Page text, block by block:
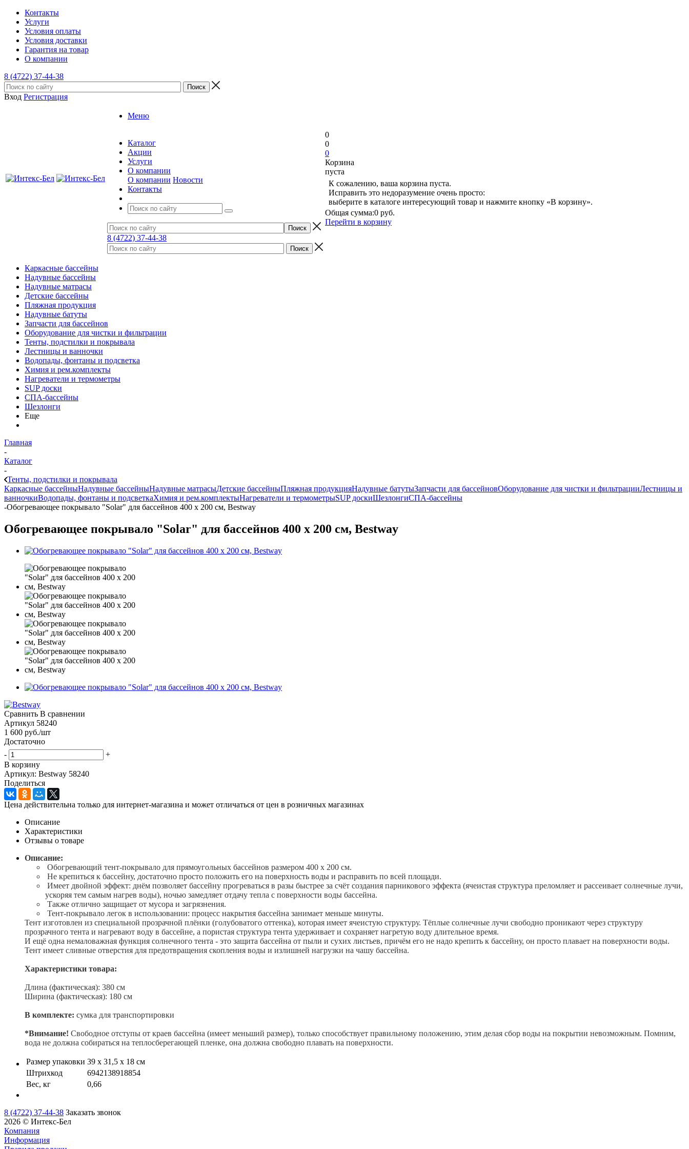
Контакты
Услуги
Условия оплаты
Условия доставки
Гарантия на товар
О компании
8 (4722) 37-44-38
Вход Регистрация
Меню
Каталог
Акции
Услуги
О компании
О компании Новости
Контакты
8 (4722) 37-44-38
0
0
0
Корзина
пуста
К сожалению, ваша корзина пуста.
Исправить это недоразумение очень просто:
выберите в каталоге интересующий товар и нажмите кнопку «В корзину».
Общая сумма:0 руб.
Перейти в корзину
Каркасные бассейны
Надувные бассейны
Надувные матрасы
Детские бассейны
Пляжная продукция
Надувные батуты
Запчасти для бассейнов
Оборудование для чистки и фильтрации
Тенты, подстилки и покрывала
Лестницы и ванночки
Водопады, фонтаны и подсветка
Химия и рем.комплекты
Нагреватели и термометры
SUP доски
СПА-бассейны
Шезлонги
Еще
Главная
-
Каталог
-
Тенты, подстилки и покрывала
Каркасные бассейныНадувные бассейныНадувные матрасыДетские бассейныПляжная продукцияНадувные батутыЗапчасти для бассейновОборудование для чистки и фильтрацииЛестницы и
ванночкиВодопады, фонтаны и подсветкаХимия и рем.комплектыНагреватели и термометрыSUP доскиШезлонгиСПА-бассейны
-Обогревающее покрывало "Solar" для бассейнов 400 х 200 см, Bestway
Обогревающее покрывало "Solar" для бассейнов 400 х 200 см, Bestway
Сравнить В сравнении
Артикул 58240
1 600 руб./шт
Достаточно
-
+
В корзину
Артикул: Bestway 58240
Поделиться
Цена действительна только для интернет-магазина и может отличаться от цен в розничных магазинах
Описание
Характеристики
Отзывы о товаре
Описание:
Обогревающий тент-покрывало для прямоугольных бассейнов размером 400 х 200 см.
Не крепиться к бассейну, достаточно просто положить его на поверхность воды и расправить по всей площади.
Имеет двойной эффект: днём позволяет бассейну прогреваться в разы быстрее за счёт создания парникового эффекта (ячеистая структура преломляет и рассеивает солнечные лучи,
ускоряя тем самым нагрев воды), ночью замедляет отдачу тепла с поверхности воды бассейна.
Также отлично защищает от мусора и загрязнения.
Тент-покрывало легок в использовании: процесс накрытия бассейна занимает меньше минуты.
Тент изготовлен из специальной прозрачной плёнки (голубоватого оттенка), которая имеет ячеистую структуру. Тёплые солнечные лучи свободно проникают через структуру
прозрачного тента и нагревают воду в бассейне, а пористая структура тента удерживает и сохраняет нагретую воду длительное время.
И ещё одна немаловажная функция солнечного тента - это защита бассейна от пыли и сухих листьев, причём его не надо крепить к бассейну, он просто плавает на поверхности воды.
Тент имеет сливные отверстия для предотвращения скопления воды и излишней нагрузки на чашу бассейна.
Характеристики товара:
Длина (фактическая): 380 см
Ширина (фактическая): 180 см
В комплекте: сумка для транспортировки
*Внимание! Свободное отступы от краев бассейна (имеет меньший размер), только способствует правильному положению, этим делая сбор воды на покрытии невозможным. Помним,
вода не должна собираться на теплосберегающей пленке, она должна свободно плавать на поверхности.
Размер упаковки 39 х 31,5 х 18 см
Штрихкод
6942138918854
Вес, кг
0,66
8 (4722) 37-44-38 Заказать звонок
2026 © Интекс-Бел
Компания
Информация